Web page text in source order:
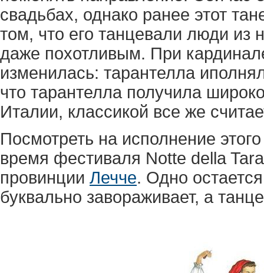
свадьбах, однако ранее этот
том, что его танцевали люди из
даже похотливым. При
изменилась: тарантелла
что тарантелла получила
Италии, классикой все же
Посмотреть на исполнение
время фестиваля Notte della
провинции Лечче. Одно
буквально завораживает, а